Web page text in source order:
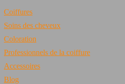
Coiffures
Soins des cheveux
Coloration
Professionnels de la coiffure
Accessoires
Blog